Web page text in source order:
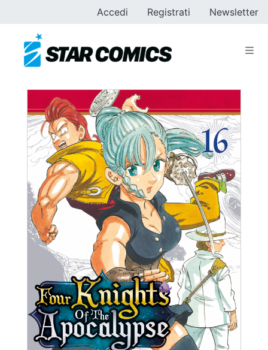
Accedi Registrati Newsletter